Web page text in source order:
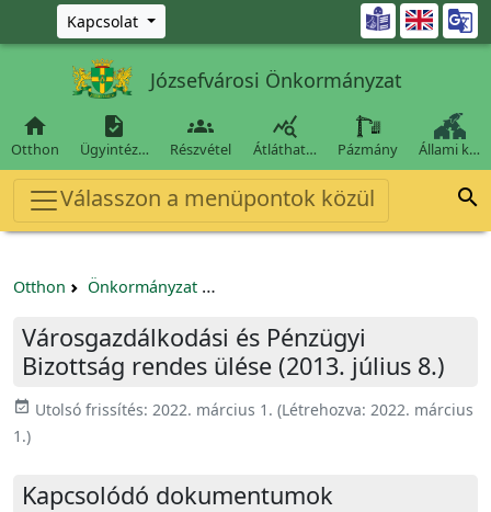
Ugrás a fő tartalomra
Kapcsolat 
Józsefvárosi Önkormányzat

Otthon

Ügyintéz…

Részvétel

Átláthat… Pázmány Állami k…
Válasszon a menüpontok közül 
Otthon Önkormányzat
Városgazdálkodási és Pénzügyi
Bizottság rendes ülése (2013. július 8.)
event_available Utolsó frissítés: 2022. március 1. (Létrehozva: 2022. március
1.)
Kapcsolódó dokumentumok